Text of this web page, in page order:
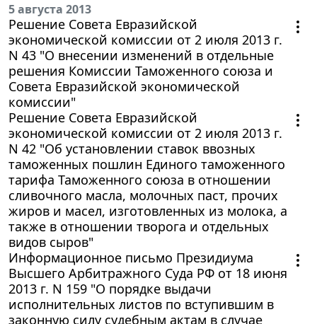
5 августа 2013
Решение Совета Евразийской
экономической комиссии от 2 июля 2013 г.
N 43 "О внесении изменений в отдельные
решения Комиссии Таможенного союза и
Совета Евразийской экономической
комиссии"
Решение Совета Евразийской
экономической комиссии от 2 июля 2013 г.
N 42 "Об установлении ставок ввозных
таможенных пошлин Единого таможенного
тарифа Таможенного союза в отношении
сливочного масла, молочных паст, прочих
жиров и масел, изготовленных из молока, а
также в отношении творога и отдельных
видов сыров"
Информационное письмо Президиума
Высшего Арбитражного Суда РФ от 18 июня
2013 г. N 159 "О порядке выдачи
исполнительных листов по вступившим в
законную силу судебным актам в случае